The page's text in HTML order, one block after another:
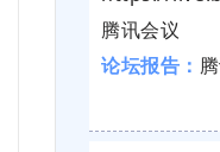
腾讯会议
论坛报告：